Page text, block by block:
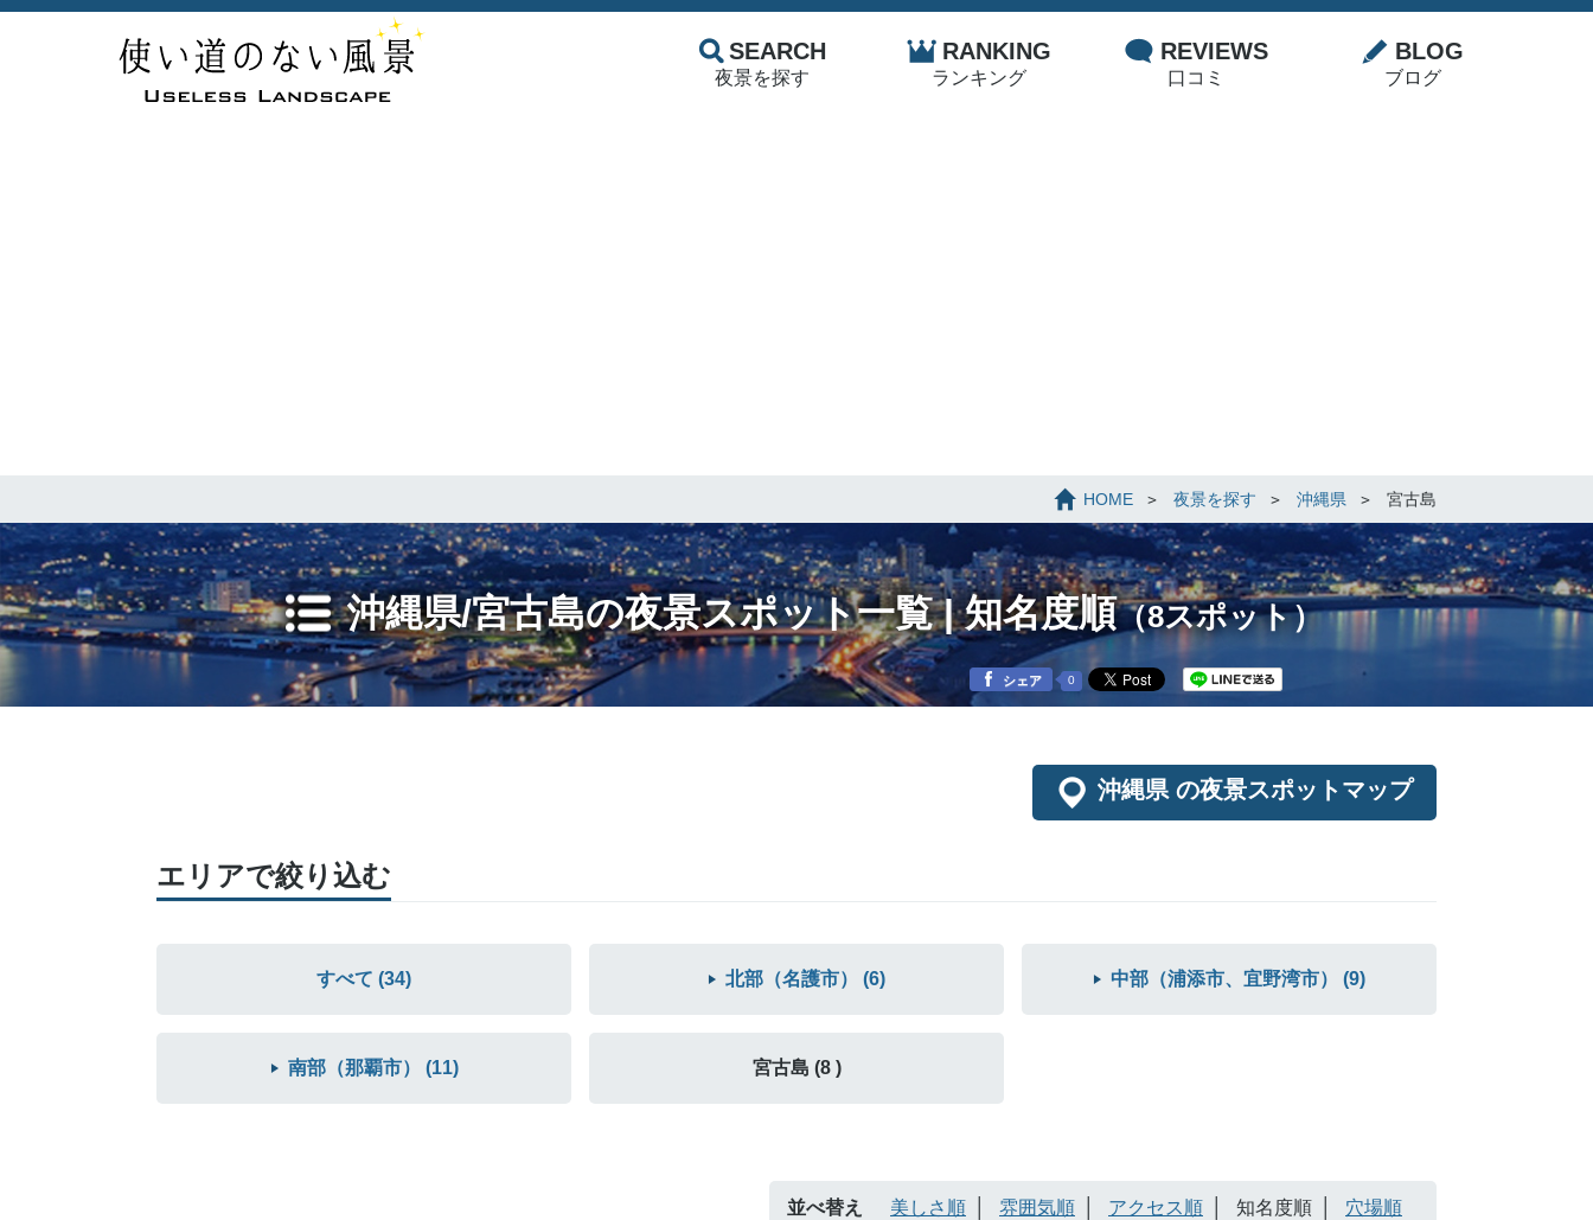
SEARCH
夜景を探す
RANKING
ランキング
REVIEWS
口コミ
BLOG
ブログ
HOME 夜景を探す 沖縄県 宮古島
沖縄県/宮古島の夜景スポット一覧 | 知名度順（8スポット）
シェア 0
沖縄県 の夜景スポットマップ
エリアで絞り込む
すべて (34) 北部（名護市） (6) 中部（浦添市、宜野湾市） (9)
南部（那覇市） (11) 宮古島 (8 )
並べ替え 美しさ順 雰囲気順 アクセス順 知名度順 穴場順